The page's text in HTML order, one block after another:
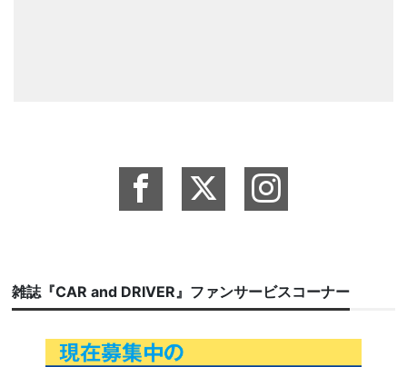
雑誌『CAR and DRIVER』ファンサービスコーナー